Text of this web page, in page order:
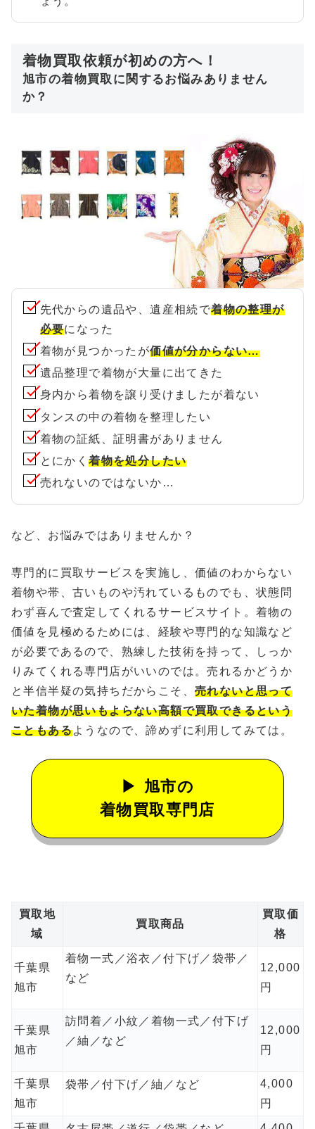
着物買取依頼が初めの方へ！
旭市の着物買取に関するお悩みありません
か？
先代からの遺品や、遺産相続で着物の整理が
必要になった
着物が見つかったが価値が分からない…
遺品整理で着物が大量に出てきた
身内から着物を譲り受けましたが着ない
タンスの中の着物を整理したい
着物の証紙、証明書がありません
とにかく着物を処分したい
売れないのではないか…
など、お悩みではありませんか？
専門的に買取サービスを実施し、価値のわからない
着物や帯、古いものや汚れているものでも、状態問
わず喜んで査定してくれるサービスサイト。着物の
価値を見極めるためには、経験や専門的な知識など
が必要であるので、熟練した技術を持って、しっか
りみてくれる専門店がいいのでは。売れるかどうか
と半信半疑の気持ちだからこそ、 売れないと思って
いた着物が思いもよらない高額で買取できるという
こともあるようなので、諦めずに利用してみては。
旭市の
着物買取専門店
買取地
域
買取商品
買取価
格
千葉県
旭市
着物一式／浴衣／付下げ／袋帯／
など
12,000
円
千葉県
旭市
訪問着／小紋／着物一式／付下げ
／紬／など
12,000
円
千葉県
旭市
袋帯／付下げ／紬／など
4,000
円